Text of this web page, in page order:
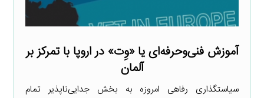
آموزش فنی‌وحرفه‌ای یا «وِت» در اروپا با تمرکز بر
آلمان
سیاستگذاری رفاهی امروزه به بخش جدایی‌ناپذیر تمام